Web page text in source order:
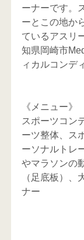
ーナーです。
ーとこの地か
ているアスリ
知県岡崎市
ィカルコンデ
《メニュー》
スポーツコン
ーツ整体、ス
ーソナルトレ
やマラソンの
（足底板）、
ナー